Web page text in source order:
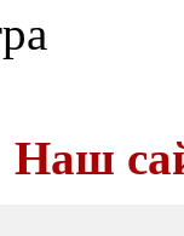
Наш